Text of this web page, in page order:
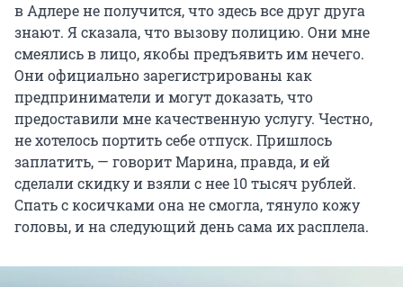
в Адлере не получится, что здесь все друг друга
знают. Я сказала, что вызову полицию. Они мне
смеялись в лицо, якобы предъявить им нечего.
Они официально зарегистрированы как
предприниматели и могут доказать, что
предоставили мне качественную услугу. Честно,
не хотелось портить себе отпуск. Пришлось
заплатить, — говорит Марина, правда, и ей
сделали скидку и взяли с нее 10 тысяч рублей.
Спать с косичками она не смогла, тянуло кожу
головы, и на следующий день сама их расплела.